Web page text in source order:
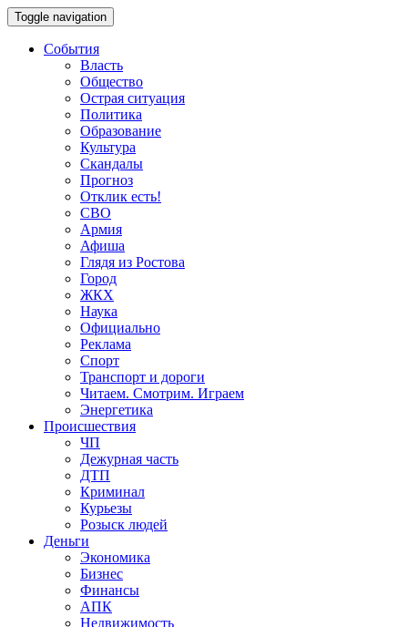
Toggle navigation
События
Власть
Общество
Острая ситуация
Политика
Образование
Культура
Скандалы
Прогноз
Отклик есть!
СВО
Армия
Афиша
Глядя из Ростова
Город
ЖКХ
Наука
Официально
Реклама
Спорт
Транспорт и дороги
Читаем. Смотрим. Играем
Энергетика
Происшествия
ЧП
Дежурная часть
ДТП
Криминал
Курьезы
Розыск людей
Деньги
Экономика
Бизнес
Финансы
АПК
Недвижимость